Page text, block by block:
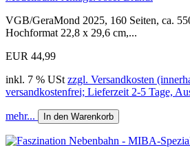
VGB/GeraMond 2025, 160 Seiten, ca.
Hochformat 22,8 x 29,6 cm,...
EUR 44,99
inkl. 7 % USt zzgl. Versandkosten
versandkostenfrei; Lieferzeit 2-5 Tage,
mehr... In den Warenkorb